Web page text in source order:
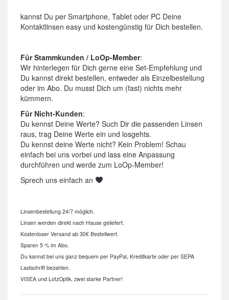
kannst Du per Smartphone, Tablet oder PC Deine
Kontaktlinsen easy und kostengünstig für Dich bestellen.
Für Stammkunden / LoOp-Member:
Wir hinterlegen für Dich gerne eine Set-Empfehlung und
Du kannst direkt bestellen, entweder als Einzelbestellung
oder im Abo. Du musst Dich um (fast) nichts mehr
kümmern.
Für Nicht-Kunden:
Du kennst Deine Werte? Such Dir die passenden Linsen
raus, trag Deine Werte ein und losgehts.
Du kennst deine Werte nicht? Kein Problem! Schau
einfach bei uns vorbei und lass eine Anpassung
durchführen und werde zum LoOp-Member!
Sprech uns einfach an
Linsenbestellung 24/7 möglich.
Linsen werden direkt nach Hause geliefert.
Kostenloser Versand ab 30€ Bestellwert.
Sparen 5 % im Abo.
Du kannst bei uns ganz bequem per PayPal, Kreditkarte oder per SEPA
Lastschrift bezahlen.
VISEA und LotzOptik, zwei starke Partner!